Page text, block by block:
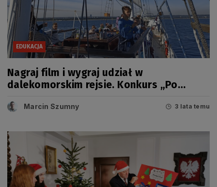
EDUKACJA
Nagraj film i wygraj udział w
dalekomorskim rejsie. Konkurs „Po
Marcin Szumny 3 lata temu